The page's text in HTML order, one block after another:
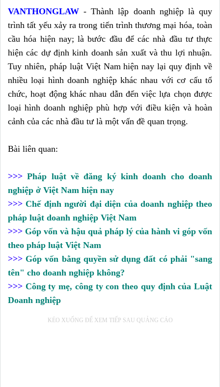
VANTHONGLAW -Thành lập doanh nghiệp là quy
trình tất yếu xảy ra trong tiến trình thương mại hóa, toàn
cầu hóa hiện nay; là bước đầu để các nhà đầu tư thực
hiện các dự định kinh doanh sản xuất và thu lợi nhuận.
Tuy nhiên, pháp luật Việt Nam hiện nay lại quy định về
nhiều loại hình doanh nghiệp khác nhau với cơ cấu tổ
chức, hoạt động khác nhau dẫn đến việc lựa chọn được
loại hình doanh nghiệp phù hợp với điều kiện và hoàn
cảnh của các nhà đầu tư là một vấn đề quan trọng.
Bài liên quan:
>>>Pháp luật về đăng ký kinh doanh cho doanh
nghiệp ở Việt Nam hiện nay
>>> Chế định người đại diện của doanh nghiệp theo
pháp luật doanh nghiệp Việt Nam
>>> Góp vốn và hậu quả pháp lý của hành vi góp vốn
theo pháp luật Việt Nam
>>> Góp vốn bằng quyền sử dụng đất có phải "sang
tên" cho doanh nghiệp không?
>>> Công ty mẹ, công ty con theo quy định của Luật
Doanh nghiệp